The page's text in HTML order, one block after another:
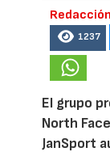
1237
El grupo
North
JanSport